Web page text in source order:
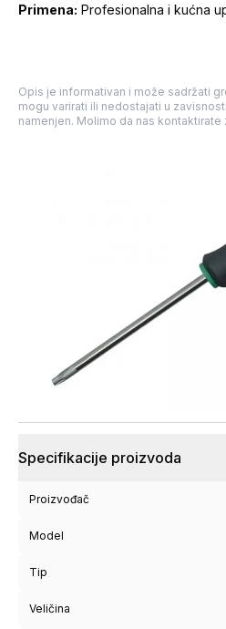
Primena: Profesionalna i kućna
Opis je informativan i može sadržati
mogu varirati ili nedostajati u
namenjen. Molimo da nas
Specifikacije proizvoda
Proizvođač
Model
Tip
Veličina